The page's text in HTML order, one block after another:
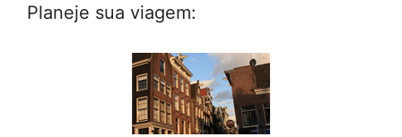
Planeje sua viagem: